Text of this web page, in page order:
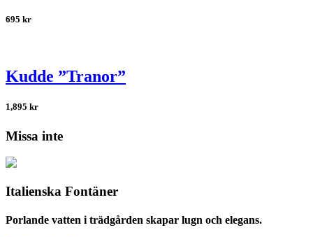
695 kr
Kudde ”Tranor”
1,895 kr
Missa inte
Italienska Fontäner
Porlande vatten i trädgården skapar lugn och elegans.